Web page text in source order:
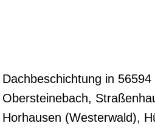
Dachbeschichtung in 56594
Obersteinebach,
Horhausen (Westerwald),